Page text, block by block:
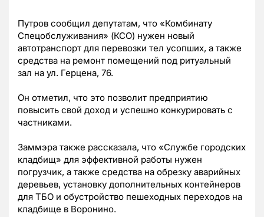
Путров сообщил депутатам, что «Комбинату
Спецобслуживания» (КСО) нужен новый
автотранспорт для перевозки тел усопших, а также
средства на ремонт помещений под ритуальный
зал на ул. Герцена, 76.
Он отметил, что это позволит предприятию
повысить свой доход и успешно конкурировать с
частниками.
Заммэра также рассказала, что «Службе городских
кладбищ» для эффективной работы нужен
погрузчик, а также средства на обрезку аварийных
деревьев, установку дополнительных контейнеров
для ТБО и обустройство пешеходных переходов на
кладбище в Воронино.